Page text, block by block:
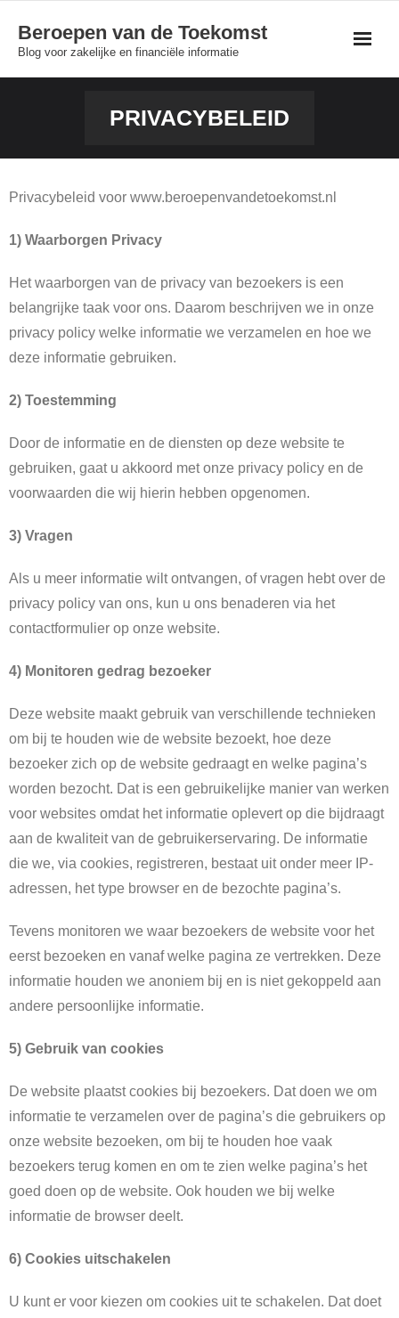
content
Beroepen van de Toekomst
Blog voor zakelijke en financiële informatie
PRIVACYBELEID
Privacybeleid voor www.beroepenvandetoekomst.nl
1) Waarborgen Privacy
Het waarborgen van de privacy van bezoekers is een
belangrijke taak voor ons. Daarom beschrijven we in onze
privacy policy welke informatie we verzamelen en hoe we
deze informatie gebruiken.
2) Toestemming
Door de informatie en de diensten op deze website te
gebruiken, gaat u akkoord met onze privacy policy en de
voorwaarden die wij hierin hebben opgenomen.
3) Vragen
Als u meer informatie wilt ontvangen, of vragen hebt over de
privacy policy van ons, kun u ons benaderen via het
contactformulier op onze website.
4) Monitoren gedrag bezoeker
Deze website maakt gebruik van verschillende technieken
om bij te houden wie de website bezoekt, hoe deze
bezoeker zich op de website gedraagt en welke pagina’s
worden bezocht. Dat is een gebruikelijke manier van werken
voor websites omdat het informatie oplevert op die bijdraagt
aan de kwaliteit van de gebruikerservaring. De informatie
die we, via cookies, registreren, bestaat uit onder meer IP-
adressen, het type browser en de bezochte pagina’s.
Tevens monitoren we waar bezoekers de website voor het
eerst bezoeken en vanaf welke pagina ze vertrekken. Deze
informatie houden we anoniem bij en is niet gekoppeld aan
andere persoonlijke informatie.
5) Gebruik van cookies
De website plaatst cookies bij bezoekers. Dat doen we om
informatie te verzamelen over de pagina’s die gebruikers op
onze website bezoeken, om bij te houden hoe vaak
bezoekers terug komen en om te zien welke pagina’s het
goed doen op de website. Ook houden we bij welke
informatie de browser deelt.
6) Cookies uitschakelen
U kunt er voor kiezen om cookies uit te schakelen. Dat doet